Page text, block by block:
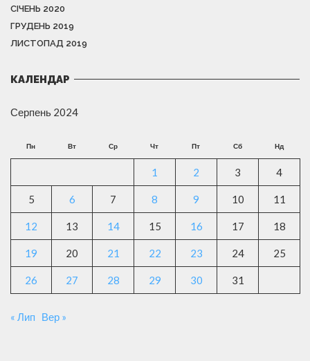
СІЧЕНЬ 2020
ГРУДЕНЬ 2019
ЛИСТОПАД 2019
КАЛЕНДАР
Серпень 2024
Пн Вт Ср Чт Пт Сб Нд
1 2 3 4
5 6 7 8 9 10 11
12 13 14 15 16 17 18
19 20 21 22 23 24 25
26 27 28 29 30 31
« Лип Вер »